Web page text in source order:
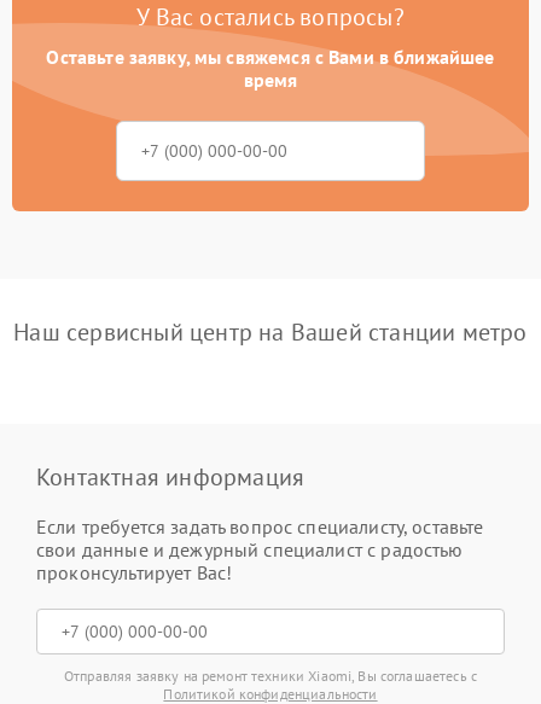
У Вас остались вопросы?
Оставьте заявку, мы свяжемся с Вами в ближайшее
время
Наш сервисный центр на Вашей станции метро
Контактная информация
Если требуется задать вопрос специалисту, оставьте
свои данные и дежурный специалист с радостью
проконсультирует Вас!
Отправляя заявку на ремонт техники Xiaomi, Вы соглашаетесь с
Политикой конфиденциальности